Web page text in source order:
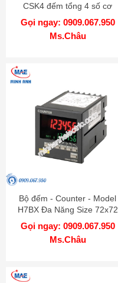
CSK4 đếm tổng 4 số cơ
(Discontinued)
Gọi ngay: 0909.067.950
Ms.Châu
Bộ đếm - Counter - Model
H7BX Đa Năng Size 72x72
Gọi ngay: 0909.067.950
Ms.Châu